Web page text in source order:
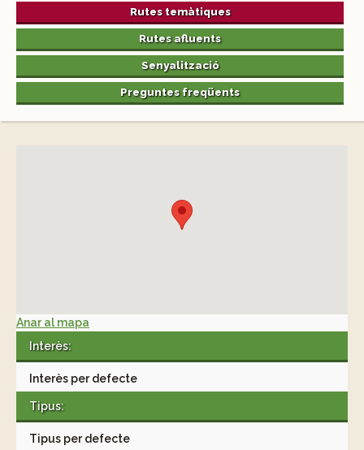
Rutes temàtiques
Rutes afluents
Senyalització
Preguntes freqüents
Anar al mapa
Interès:
Interès per defecte
Tipus:
Tipus per defecte